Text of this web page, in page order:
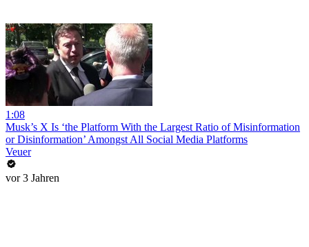
1:08
Musk’s X Is ‘the Platform With the Largest Ratio of Misinformation
or Disinformation’ Amongst All Social Media Platforms
Veuer
vor 3 Jahren